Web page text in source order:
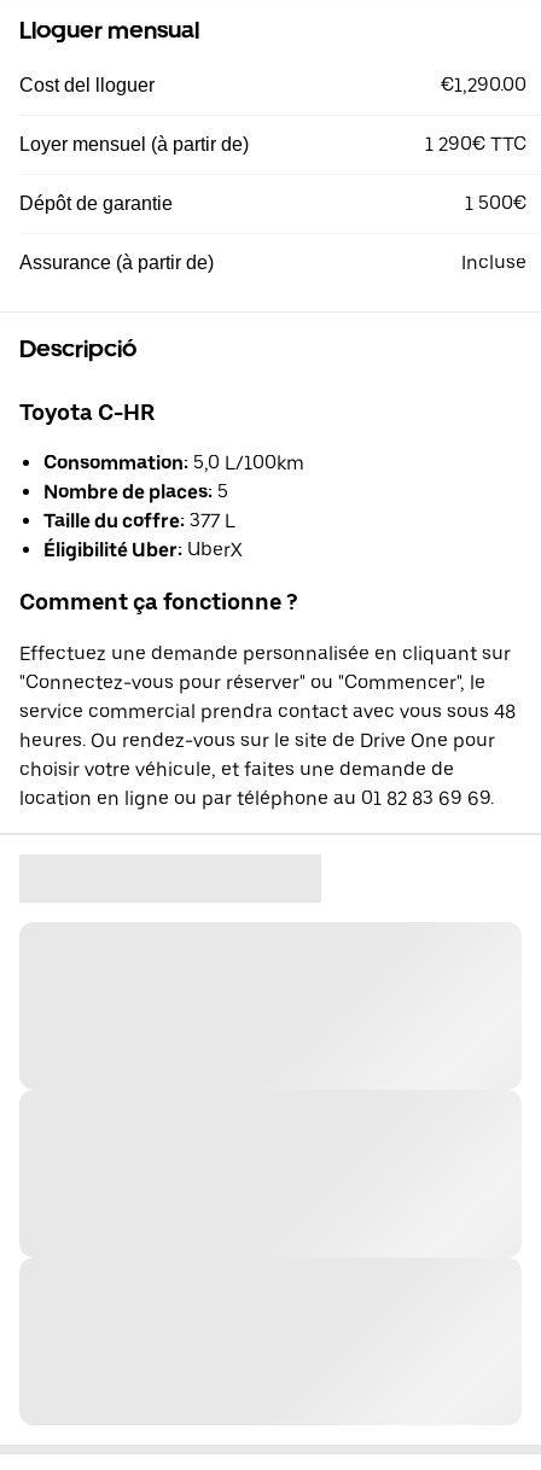
Lloguer mensual
Cost del lloguer €1,290.00
Loyer mensuel (à partir de) 1 290€ TTC
Dépôt de garantie 1 500€
Assurance (à partir de) Incluse
Descripció
Toyota C-HR
Consommation: 5,0 L/100km
Nombre de places: 5
Taille du coffre: 377 L
Éligibilité Uber: UberX
Comment ça fonctionne ?
Effectuez une demande personnalisée en cliquant sur
"Connectez-vous pour réserver" ou "Commencer", le
service commercial prendra contact avec vous sous 48
heures. Ou rendez-vous sur le site de Drive One pour
choisir votre véhicule, et faites une demande de
location en ligne ou par téléphone au 01 82 83 69 69.